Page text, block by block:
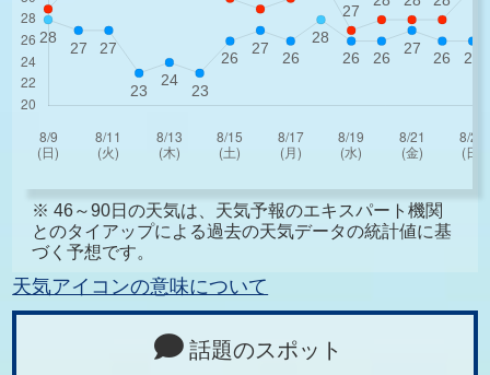
※ 46～90日の天気は、天気予報のエキスパート機関
とのタイアップによる過去の天気データの統計値に基
づく予想です。
天気アイコンの意味について
話題のスポット